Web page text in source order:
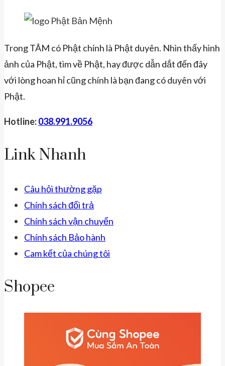
Trong TÂM có Phật chính là Phật duyên. Nhìn thấy hình
ảnh của Phật, tìm về Phật, hay được dẫn dắt đến đây
với lòng hoan hỉ cũng chính là bạn đang có duyên với
Phật.
Hotline:038.991.9056
Link Nhanh
Câu hỏi thường gặp
Chính sách đổi trả
Chính sách vận chuyển
Chính sách Bảo hành
Cam kết của chúng tôi
Shopee